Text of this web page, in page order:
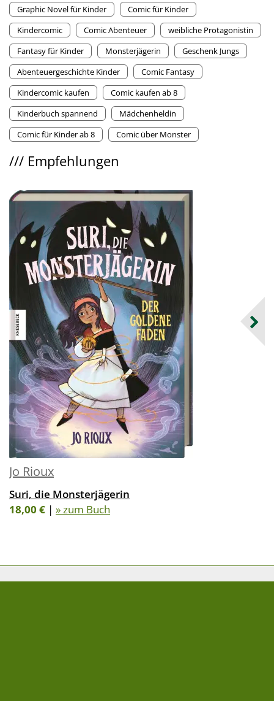
Graphic Novel für Kinder
Comic für Kinder
Kindercomic
Comic Abenteuer
weibliche Protagonistin
Fantasy für Kinder
Monsterjägerin
Geschenk Jungs
Abenteuergeschichte Kinder
Comic Fantasy
Kindercomic kaufen
Comic kaufen ab 8
Kinderbuch spannend
Mädchenheldin
Comic für Kinder ab 8
Comic über Monster
/// Empfehlungen
Jo Rioux
Suri, die Monsterjägerin
18,00 € | » zum Buch